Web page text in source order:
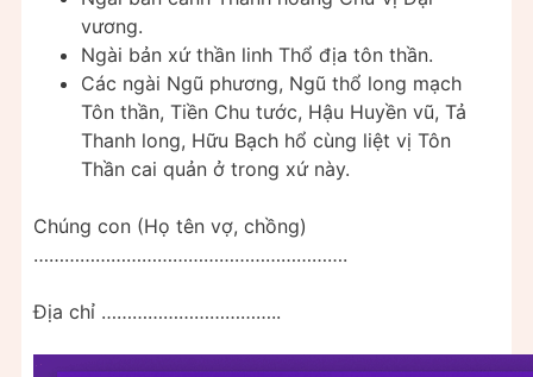
vương.
Ngài bản xứ thần linh Thổ địa tôn thần.
Các ngài Ngũ phương, Ngũ thổ long mạch
Tôn thần, Tiền Chu tước, Hậu Huyền vũ, Tả
Thanh long, Hữu Bạch hổ cùng liệt vị Tôn
Thần cai quản ở trong xứ này.
Chúng con (Họ tên vợ, chồng)
…………………………………………………….
Địa chỉ ……………………………..